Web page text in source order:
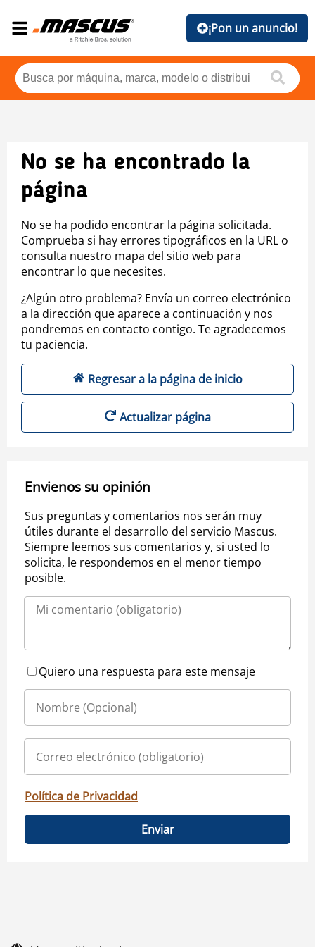
¡Pon un anuncio!
No se ha encontrado la
página
No se ha podido encontrar la página solicitada.
Comprueba si hay errores tipográficos en la URL o
consulta nuestro mapa del sitio web para
encontrar lo que necesites.
¿Algún otro problema? Envía un correo electrónico
a la dirección que aparece a continuación y nos
pondremos en contacto contigo. Te agradecemos
tu paciencia.
Regresar a la página de inicio
Actualizar página
Envienos su opinión
Sus preguntas y comentarios nos serán muy
útiles durante el desarrollo del servicio Mascus.
Siempre leemos sus comentarios y, si usted lo
solicita, le respondemos en el menor tiempo
posible.
Quiero una respuesta para este mensaje
Política de Privacidad
Enviar